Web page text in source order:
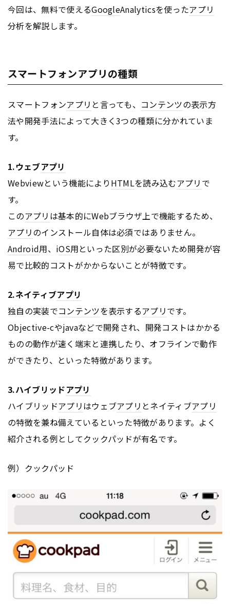
今回は、無料で使えるGoogleAnalyticsを使ったアプリ
分析を解説します。
スマートフォンアプリの種類
スマートフォンアプリ と言っても、 コンテンツの表示方
法や開発手法によって大きく3つの種類に分かれていま
す。
1.ウェブアプリ
Webviewという機能により HTMLを読み込むアプリ で
す。
このアプリ は基本的にWebブラウザ上で機能するため、
アプリのインストール自体は必須ではありません。
Android用、iOS用といった区別が必要ないため開発が容
易で比較的コストがかからないことが特徴です。
2.ネイティブアプリ
独自の実装でコンテンツを表示するアプリです。
Objective-cやjavaなどで開発され、開発コストはかかる
ものの動作が速く端末と連携したり、オフラインで動作
ができたり、といった特徴があります。
3.ハイブリッドアプリ
ハイブリッドアプリはウェブアプリ とネイティブアプリ
の特徴を兼ね備えているといった特徴があります。よく
紹介される例としてクックパッドが有名です。
例）クックパッド